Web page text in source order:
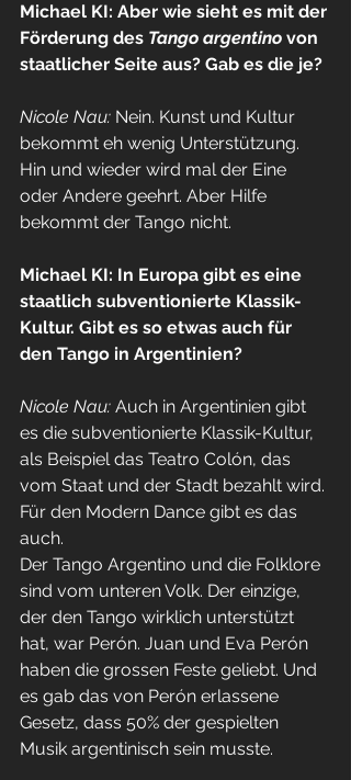
Michael KI: Aber wie sieht es mit der
Förderung des Tango argentino von
staatlicher Seite aus? Gab es die je?
Nicole Nau: Nein. Kunst und Kultur
bekommt eh wenig Unterstützung.
Hin und wieder wird mal der Eine
oder Andere geehrt. Aber Hilfe
bekommt der Tango nicht.
Michael KI: In Europa gibt es eine
staatlich subventionierte Klassik-
Kultur. Gibt es so etwas auch für
den Tango in Argentinien?
Nicole Nau: Auch in Argentinien gibt
es die subventionierte Klassik-Kultur,
als Beispiel das Teatro Colón, das
vom Staat und der Stadt bezahlt wird.
Für den Modern Dance gibt es das
auch.
Der Tango Argentino und die Folklore
sind vom unteren Volk. Der einzige,
der den Tango wirklich unterstützt
hat, war Perón. Juan und Eva Perón
haben die grossen Feste geliebt. Und
es gab das von Perón erlassene
Gesetz, dass 50% der gespielten
Musik argentinisch sein musste.